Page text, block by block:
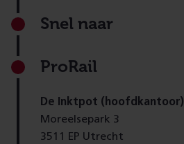
Footer
Snel naar
ProRail
De Inktpot (hoofdkantoor)
Moreelsepark 3
3511 EP Utrecht